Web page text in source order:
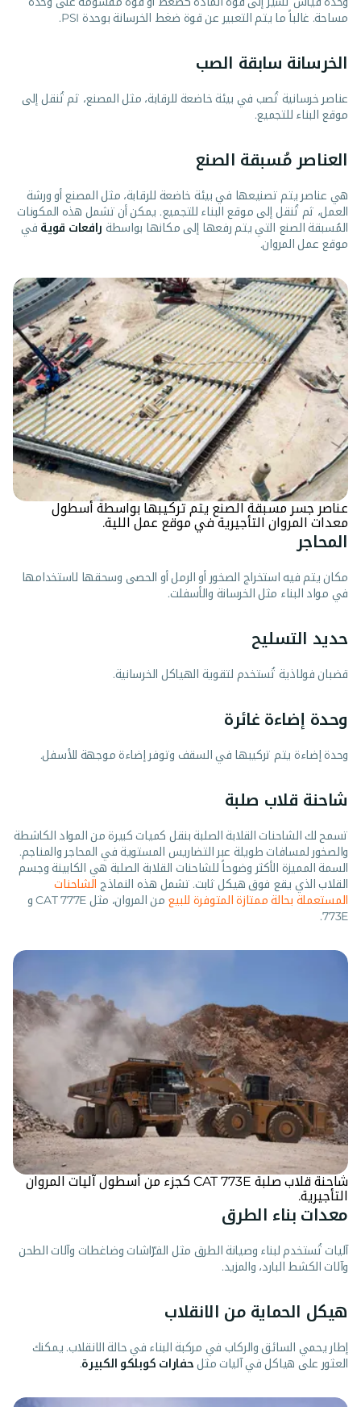
مساحة. غالباً ما يتم التعبير عن قوة ضغط الخرسانة بوحدة PSI.
الخرسانة سابقة الصب
عناصر خرسانية تُصب في بيئة خاضعة للرقابة، مثل المصنع، ثم تُنقل إلى
موقع البناء للتجميع.
العناصر مُسبقة الصنع
هي عناصر يتم تصنيعها في بيئة خاضعة للرقابة، مثل المصنع أو ورشة
العمل، ثم تُنقل إلى موقع البناء للتجميع. يمكن أن تشمل هذه المكونات
المُسبقة الصنع التي يتم رفعها إلى مكانها بواسطة رافعات قوية في
موقع عمل المروان.
عناصر جسر مسبقة الصنع يتم تركيبها بواسطة أسطول
معدات المروان التأجيرية في موقع عمل اللية.
المحاجر
مكان يتم فيه استخراج الصخور أو الرمل أو الحصى وسحقها لاستخدامها
في مواد البناء مثل الخرسانة والأسفلت.
حديد التسليح
قضبان فولاذية تُستخدم لتقوية الهياكل الخرسانية.
وحدة إضاءة غائرة
وحدة إضاءة يتم تركيبها في السقف وتوفر إضاءة موجهة للأسفل.
شاحنة قلاب صلبة
تسمح لك الشاحنات القلابة الصلبة بنقل كميات كبيرة من المواد الكاشطة
والصخور لمسافات طويلة عبر التضاريس المستوية في المحاجر والمناجم.
السمة المميزة الأكثر وضوحاً للشاحنات القلابة الصلبة هي الكابينة وجسم
القلاب الذي يقع فوق هيكل ثابت. تشمل هذه النماذج الشاحنات
المستعملة بحالة ممتازة المتوفرة للبيع
من المروان، مثل CAT 777E و
773E.
شاحنة قلاب صلبة CAT 773E كجزء من أسطول آليات المروان
التأجيرية.
معدات بناء الطرق
آليات تُستخدم لبناء وصيانة الطرق مثل الفرّاشات وضاغطات وآلات الطحن
وآلات الكشط البارد، والمزيد.
هيكل الحماية من الانقلاب
إطار يحمي السائق والركاب في مركبة البناء في حالة الانقلاب. يمكنك
العثور على هياكل في آليات مثل حفارات كوبلكو الكبيرة.